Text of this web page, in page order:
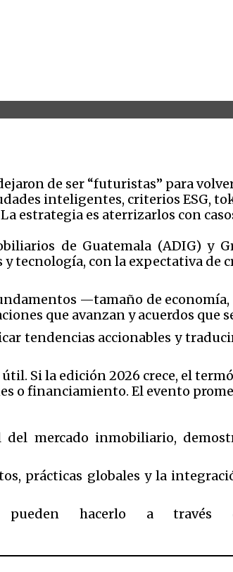
de ser “futuristas” para
inteligentes, criterios ESG,
estrategia es aterrizarlos con
de Guatemala (ADIG) y
tecnología, con la expectativa de
—tamaño de
que avanzan y acuerdos que
tendencias accionables y
Si la edición 2026 crece, el
o financiamiento. El evento
mercado inmobiliario,
prácticas globales y la
pueden hacerlo a